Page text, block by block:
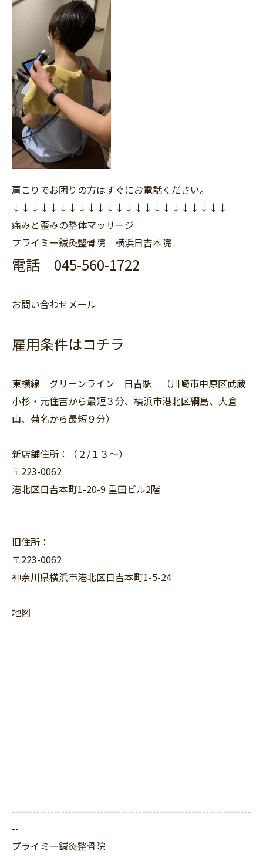
肩こりでお困りの方はすぐにお電話ください。
↓↓↓↓↓↓↓↓↓↓↓↓↓↓↓↓↓↓↓↓↓↓↓
痛みと歪みの整体マッサージ
プライミー鍼灸整骨院 横浜日吉本院
電話 045-560-1722
お問い合わせメール
雇用条件はコチラ
東横線 グリーンライン 日吉駅 （川崎市中原区武蔵
小杉・元住吉から最短３分、横浜市港北区綱島、大倉
山、菊名から最短９分）
新店舗住所：（２/１３〜）
〒223-0062
港北区日吉本町1-20-9 重田ビル2階
旧住所：
〒223-0062
神奈川県横浜市港北区日吉本町1-5-24
地図
--------------------------------------------------------------------
--
プライミー鍼灸整骨院